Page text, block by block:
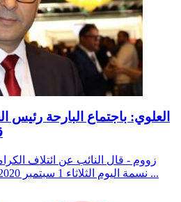
العلوي: باجتماع البارحة
زووم - قال النائب عن ائتلاف
نسمة اليوم الثلاثاء 1 سبتمبر 2020، ''إن رئيس الجمهورية قيس ...